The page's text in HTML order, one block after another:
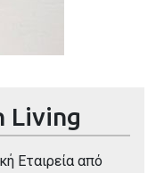
Living
Εταιρεία από